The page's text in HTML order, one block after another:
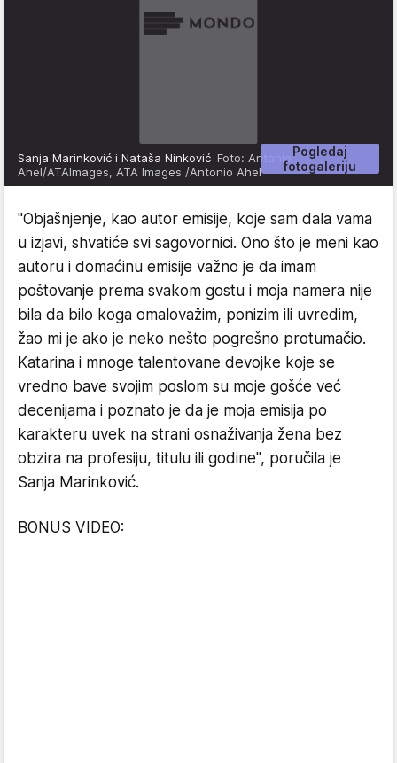
Pogledaj
fotogaleriju
Sanja Marinković i Nataša Ninković Foto: Antonio
Ahel/ATAImages, ATA Images /Antonio Ahel
"Objašnjenje, kao autor emisije, koje sam dala vama
u izjavi, shvatiće svi sagovornici. Ono što je meni kao
autoru i domaćinu emisije važno je da imam
poštovanje prema svakom gostu i moja namera nije
bila da bilo koga omalovažim, ponizim ili uvredim,
žao mi je ako je neko nešto pogrešno protumačio.
Katarina i mnoge talentovane devojke koje se
vredno bave svojim poslom su moje gošće već
decenijama i poznato je da je moja emisija po
karakteru uvek na strani osnaživanja žena bez
obzira na profesiju, titulu ili godine", poručila je
Sanja Marinković.
BONUS VIDEO: